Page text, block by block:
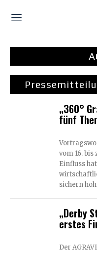
„360°
fünf
vom 16. bis
Einfluss
sichern
„Derby
erstes
Der AGRAVIS-Cup in Münster ist Schauplatz